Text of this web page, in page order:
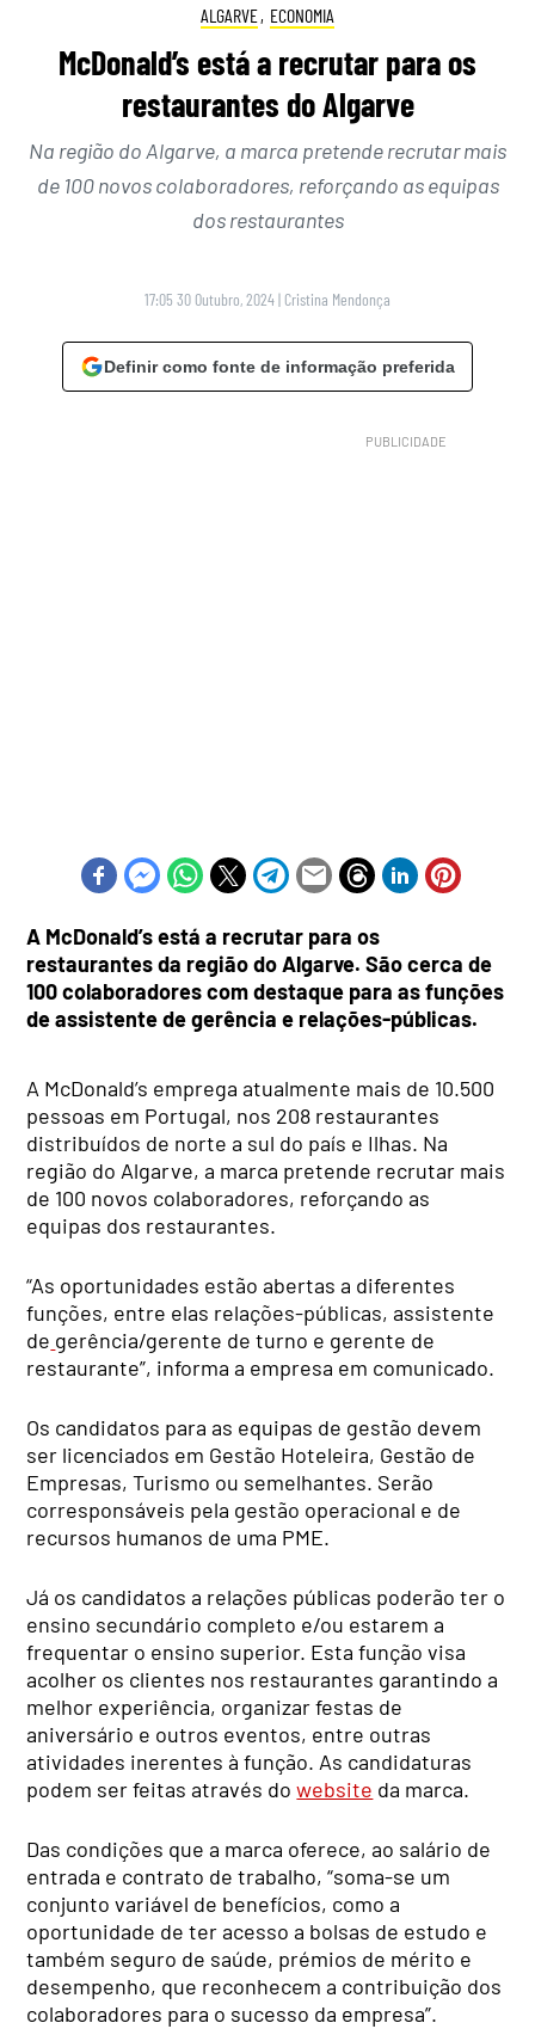
ALGARVE, ECONOMIA
McDonald’s está a recrutar para os
restaurantes do Algarve
Na região do Algarve, a marca pretende recrutar mais
de 100 novos colaboradores, reforçando as equipas
dos restaurantes
17:05 30 Outubro, 2024| Cristina Mendonça
Definir como fonte de informação preferida
A McDonald’s está a recrutar para os
restaurantes da região do Algarve. São cerca de
100 colaboradores com destaque para as funções
de assistente de gerência e relações-públicas.
A McDonald’s emprega atualmente mais de 10.500
pessoas em Portugal, nos 208 restaurantes
distribuídos de norte a sul do país e Ilhas. Na
região do Algarve, a marca pretende recrutar mais
de 100 novos colaboradores, reforçando as
equipas dos restaurantes.
“As oportunidades estão abertas a diferentes
funções, entre elas relações-públicas, assistente
de gerência/gerente de turno e gerente de
restaurante”, informa a empresa em comunicado.
Os candidatos para as equipas de gestão devem
ser licenciados em Gestão Hoteleira, Gestão de
Empresas, Turismo ou semelhantes. Serão
corresponsáveis pela gestão operacional e de
recursos humanos de uma PME.
Já os candidatos a relações públicas poderão ter o
ensino secundário completo e/ou estarem a
frequentar o ensino superior. Esta função visa
acolher os clientes nos restaurantes garantindo a
melhor experiência, organizar festas de
aniversário e outros eventos, entre outras
atividades inerentes à função. As candidaturas
podem ser feitas através dowebsite da marca.
Das condições que a marca oferece, ao salário de
entrada e contrato de trabalho, “soma-se um
conjunto variável de benefícios, como a
oportunidade de ter acesso a bolsas de estudo e
também seguro de saúde, prémios de mérito e
desempenho, que reconhecem a contribuição dos
colaboradores para o sucesso da empresa”.